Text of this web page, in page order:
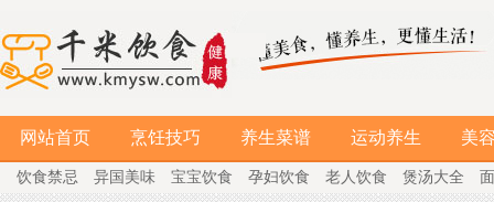
网站首页 烹饪技巧 养生菜谱 运动养生 美
饮食禁忌 异国美味 宝宝饮食 孕妇饮食 老人饮食 煲汤大全